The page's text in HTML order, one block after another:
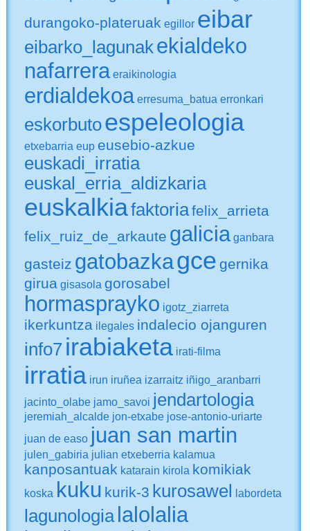
durangoko-plateruak egillor eibar
eibarko_lagunakekialdeko
nafarrera eraikinologia
erdialdekoa erresuma_batua erronkari
eskorbutoespeleologia
etxebarria eup eusebio-azkue
euskadi_irratia
euskal_erria_aldizkaria
euskalkiafaktoriafelix_arrieta
felix_ruiz_de_arkaute galicia ganbara
gasteiz gatobazkagce gernika
girua gisasola gorosabel
hormasprayko igotz_ziarreta
ikerkuntza ilegales indalecio ojanguren
info7 irabiaketa irati-filma
irratia irun iruñea izarraitz iñigo_aranbarri
jacinto_olabe jamo_savoi jendartologia
jeremiah_alcalde jon-etxabe jose-antonio-uriarte
juan de easo juan san martin
julen_gabiria julian etxeberria kalamua
kanposantuak katarain kirola komikiak
koska kuku kurik-3 kurosawel labordeta
lagunologia lalolalia